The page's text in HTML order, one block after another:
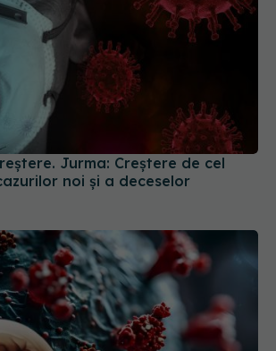
Jurma: Creștere de cel
noi și a deceselor